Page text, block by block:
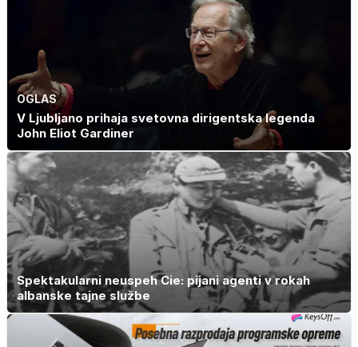
OGLAS
V Ljubljano prihaja svetovna dirigentska legenda
John Eliot Gardiner
Spektakularni neuspeh Cie: pijani agenti v rokah
albanske tajne službe